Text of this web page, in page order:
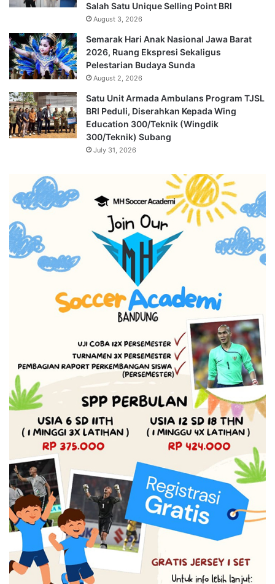
Salah Satu Unique Selling Point BRI
August 3, 2026
Semarak Hari Anak Nasional Jawa Barat
2026, Ruang Ekspresi Sekaligus
Pelestarian Budaya Sunda
August 2, 2026
Satu Unit Armada Ambulans Program TJSL
BRI Peduli, Diserahkan Kepada Wing
Education 300/Teknik (Wingdik
300/Teknik) Subang
July 31, 2026